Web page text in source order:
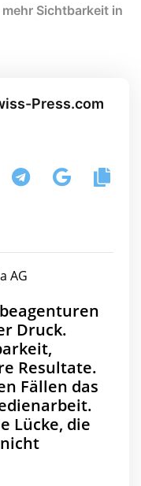
Sichtbarkeit in
Press.com
Druck.
Resultate.
Fällen das
Lücke, die